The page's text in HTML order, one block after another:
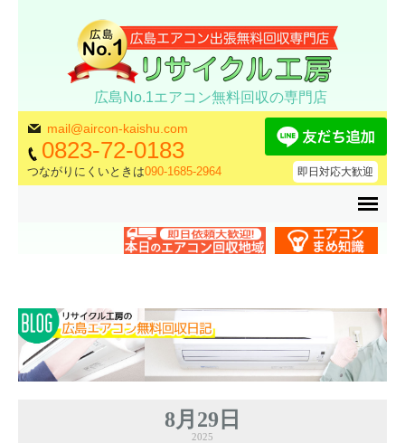
広島No.1エアコン無料回収の専門店
mail@aircon-kaishu.com
0823-72-0183
つながりにくいときは090-1685-2964 即日対応大歓迎
8月29日
2025